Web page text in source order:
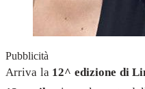
Pubblicità
Arriva la 12^ edizione di